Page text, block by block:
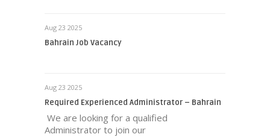
Aug 23 2025
Bahrain Job Vacancy
Aug 23 2025
Required Experienced Administrator – Bahrain
We are looking for a qualified
Administrator to join our